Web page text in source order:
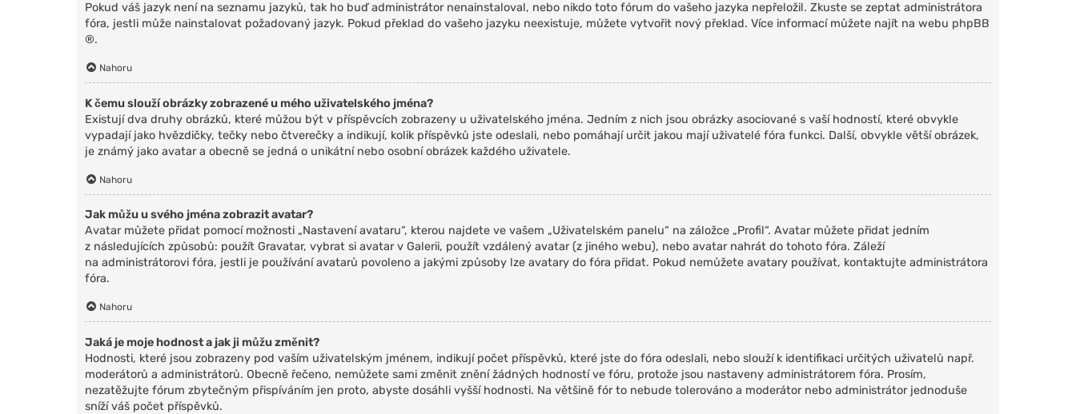
Pokud váš jazyk není na seznamu jazyků, tak ho buď administrátor nenainstaloval, nebo nikdo toto fórum do vašeho jazyka nepřeložil. Zkuste se zeptat administrátora
fóra, jestli může nainstalovat požadovaný jazyk. Pokud překlad do vašeho jazyku neexistuje, můžete vytvořit nový překlad. Více informací můžete najít na webu phpBB
®.
Nahoru
K čemu slouží obrázky zobrazené u mého uživatelského jména?
Existují dva druhy obrázků, které můžou být v příspěvcích zobrazeny u uživatelského jména. Jedním z nich jsou obrázky asociované s vaší hodností, které obvykle
vypadají jako hvězdičky, tečky nebo čtverečky a indikují, kolik příspěvků jste odeslali, nebo pomáhají určit jakou mají uživatelé fóra funkci. Další, obvykle větší obrázek,
je známý jako avatar a obecně se jedná o unikátní nebo osobní obrázek každého uživatele.
Nahoru
Jak můžu u svého jména zobrazit avatar?
Avatar můžete přidat pomocí možnosti „Nastavení avataru“, kterou najdete ve vašem „Uživatelském panelu“ na záložce „Profil“. Avatar můžete přidat jedním
z následujících způsobů: použít Gravatar, vybrat si avatar v Galerii, použít vzdálený avatar (z jiného webu), nebo avatar nahrát do tohoto fóra. Záleží
na administrátorovi fóra, jestli je používání avatarů povoleno a jakými způsoby lze avatary do fóra přidat. Pokud nemůžete avatary používat, kontaktujte administrátora
fóra.
Nahoru
Jaká je moje hodnost a jak ji můžu změnit?
Hodnosti, které jsou zobrazeny pod vaším uživatelským jménem, indikují počet příspěvků, které jste do fóra odeslali, nebo slouží k identifikaci určitých uživatelů např.
moderátorů a administrátorů. Obecně řečeno, nemůžete sami změnit znění žádných hodností ve fóru, protože jsou nastaveny administrátorem fóra. Prosím,
nezatěžujte fórum zbytečným přispíváním jen proto, abyste dosáhli vyšší hodnosti. Na většině fór to nebude tolerováno a moderátor nebo administrátor jednoduše
sníží váš počet příspěvků.